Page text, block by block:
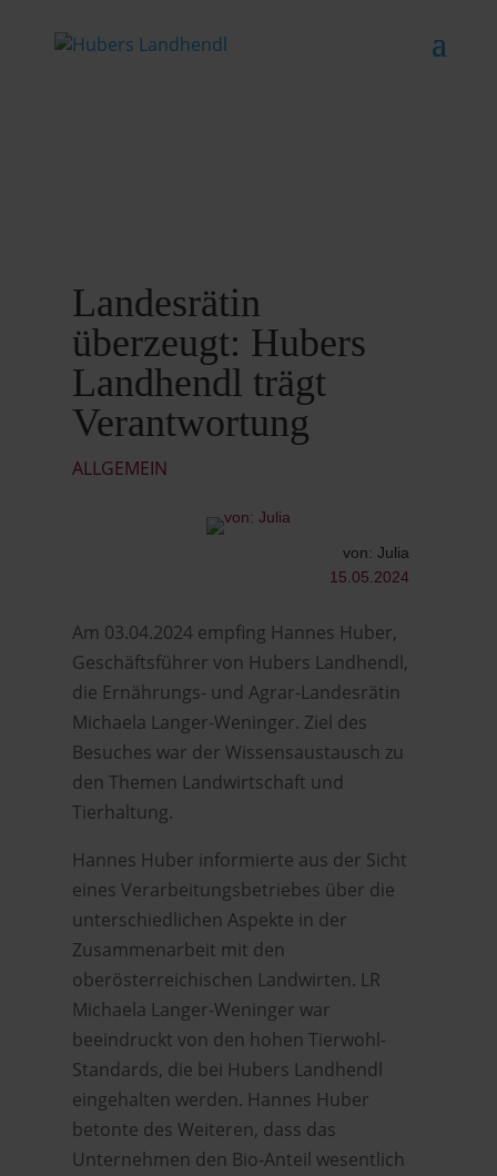
Landesrätin
überzeugt: Hubers
Landhendl trägt
Verantwortung
ALLGEMEIN
von: Julia
15.05.2024
Am 03.04.2024 empfing Hannes Huber,
Geschäftsführer von Hubers Landhendl,
die Ernährungs- und Agrar-Landesrätin
Michaela Langer-Weninger. Ziel des
Besuches war der Wissensaustausch zu
den Themen Landwirtschaft und
Tierhaltung.
Hannes Huber informierte aus der Sicht
eines Verarbeitungsbetriebes über die
unterschiedlichen Aspekte in der
Zusammenarbeit mit den
oberösterreichischen Landwirten. LR
Michaela Langer-Weninger war
beeindruckt von den hohen Tierwohl-
Standards, die bei Hubers Landhendl
eingehalten werden. Hannes Huber
betonte des Weiteren, dass das
Unternehmen den Bio-Anteil wesentlich